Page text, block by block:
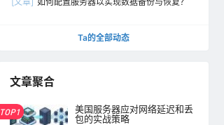
Ta的全部动态
文章聚合
TOP1
美国服务器应对网络延迟和丢
包的实战策略